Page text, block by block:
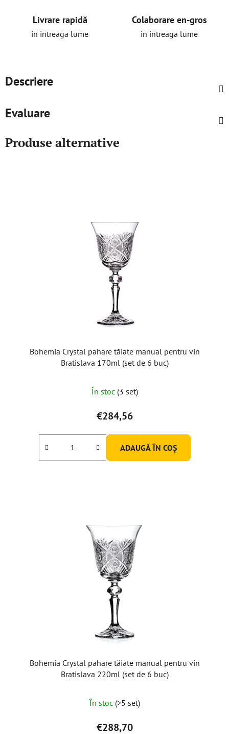
Livrare rapidă
în întreaga lume
Colaborare en-gros
în întreaga lume
Descriere
Evaluare
Produse alternative
Bohemia Crystal pahare tăiate manual pentru vin
Bratislava 170ml (set de 6 buc)
În stoc (3 set)
€284,56
ADAUGĂ ÎN COŞ
Bohemia Crystal pahare tăiate manual pentru vin
Bratislava 220ml (set de 6 buc)
În stoc (>5 set)
€288,70